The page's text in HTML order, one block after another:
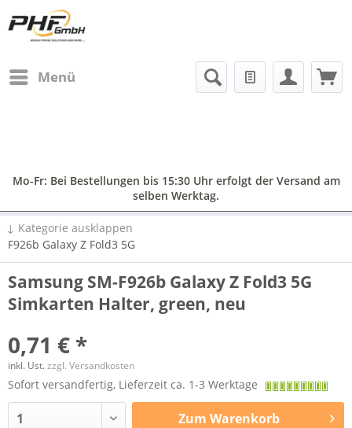
Menü
Mo-Fr: Bei Bestellungen bis 15:30 Uhr erfolgt der Versand am
selben Werktag.
↓ Kategorie ausklappen
F926b Galaxy Z Fold3 5G
Samsung SM-F926b Galaxy Z Fold3 5G
Simkarten Halter, green, neu
0,71 € *
inkl. Ust.zzgl. Versandkosten
Sofort versandfertig, Lieferzeit ca. 1-3 Werktage
Zum Warenkorb